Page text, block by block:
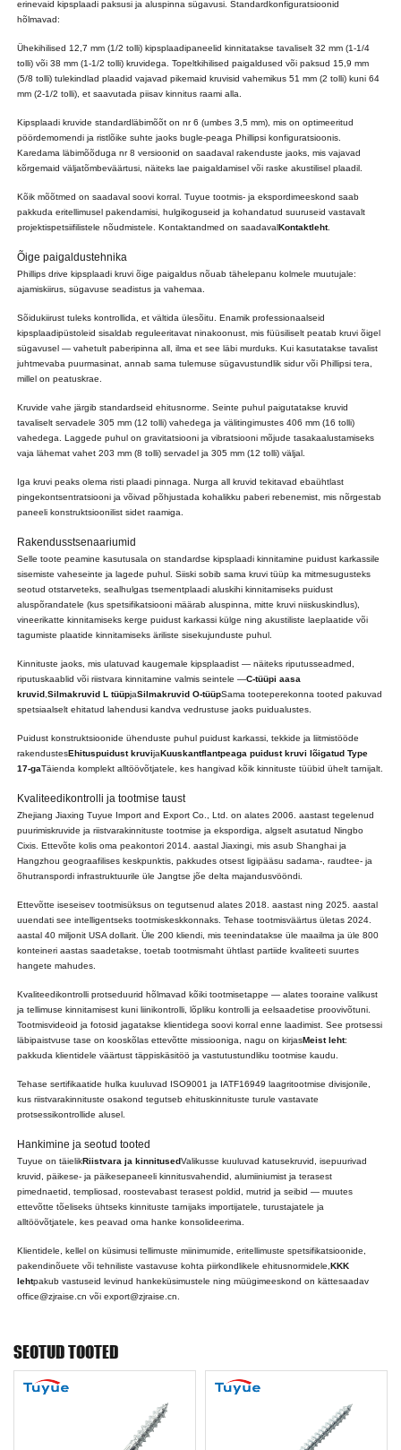
erinevaid kipsplaadi paksusi ja aluspinna sügavusi. Standardkonfiguratsioonid
hõlmavad:
Ühekihilised 12,7 mm (1/2 tolli) kipsplaadipaneelid kinnitatakse tavaliselt 32 mm (1-1/4
tolli) või 38 mm (1-1/2 tolli) kruvidega. Topeltkihilised paigaldused või paksud 15,9 mm
(5/8 tolli) tulekindlad plaadid vajavad pikemaid kruvisid vahemikus 51 mm (2 tolli) kuni 64
mm (2-1/2 tolli), et saavutada piisav kinnitus raami alla.
Kipsplaadi kruvide standardläbimõõt on nr 6 (umbes 3,5 mm), mis on optimeeritud
pöördemomendi ja ristlõike suhte jaoks bugle-peaga Phillipsi konfiguratsioonis.
Karedama läbimõõduga nr 8 versioonid on saadaval rakenduste jaoks, mis vajavad
kõrgemaid väljatõmbeväärtusi, näiteks lae paigaldamisel või raske akustilisel plaadil.
Kõik mõõtmed on saadaval soovi korral. Tuyue tootmis- ja ekspordimeeskond saab
pakkuda eritellimusel pakendamisi, hulgikoguseid ja kohandatud suuruseid vastavalt
projektispetsiifilistele nõudmistele. Kontaktandmed on saadavalKontaktleht.
Õige paigaldustehnika
Phillips drive kipsplaadi kruvi õige paigaldus nõuab tähelepanu kolmele muutujale:
ajamiskiirus, sügavuse seadistus ja vahemaa.
Sõidukiirust tuleks kontrollida, et vältida ülesõitu. Enamik professionaalseid
kipsplaadipüstoleid sisaldab reguleeritavat ninakoonust, mis füüsiliselt peatab kruvi õigel
sügavusel — vahetult paberipinna all, ilma et see läbi murduks. Kui kasutatakse tavalist
juhtmevaba puurmasinat, annab sama tulemuse sügavustundlik sidur või Phillipsi tera,
millel on peatuskrae.
Kruvide vahe järgib standardseid ehitusnorme. Seinte puhul paigutatakse kruvid
tavaliselt servadele 305 mm (12 tolli) vahedega ja välitingimustes 406 mm (16 tolli)
vahedega. Laggede puhul on gravitatsiooni ja vibratsiooni mõjude tasakaalustamiseks
vaja lähemat vahet 203 mm (8 tolli) servadel ja 305 mm (12 tolli) väljal.
Iga kruvi peaks olema risti plaadi pinnaga. Nurga all kruvid tekitavad ebaühtlast
pingekontsentratsiooni ja võivad põhjustada kohalikku paberi rebenemist, mis nõrgestab
paneeli konstruktsioonilist sidet raamiga.
Rakendusstsenaariumid
Selle toote peamine kasutusala on standardse kipsplaadi kinnitamine puidust karkassile
sisemiste vaheseinte ja lagede puhul. Siiski sobib sama kruvi tüüp ka mitmesugusteks
seotud otstarveteks, sealhulgas tsementplaadi aluskihi kinnitamiseks puidust
aluspõrandatele (kus spetsifikatsiooni määrab aluspinna, mitte kruvi niiskuskindlus),
vineerikatte kinnitamiseks kerge puidust karkassi külge ning akustiliste laeplaatide või
tagumiste plaatide kinnitamiseks äriliste sisekujunduste puhul.
Kinnituste jaoks, mis ulatuvad kaugemale kipsplaadist — näiteks riputusseadmed,
riputuskaablid või riistvara kinnitamine valmis seintele —C-tüüpi aasa
kruvid,Silmakruvid L tüüpjaSilmakruvid O-tüüpSama tooteperekonna tooted pakuvad
spetsiaalselt ehitatud lahendusi kandva vedrustuse jaoks puidualustes.
Puidust konstruktsioonide ühenduste puhul puidust karkassi, tekkide ja liitmistööde
rakendustesEhituspuidust kruvijaKuuskantflantpeaga puidust kruvi lõigatud Type
17-gaTäienda komplekt alltöövõtjatele, kes hangivad kõik kinnituste tüübid ühelt tarnijalt.
Kvaliteedikontrolli ja tootmise taust
Zhejiang Jiaxing Tuyue Import and Export Co., Ltd. on alates 2006. aastast tegelenud
puurimiskruvide ja riistvarakinnituste tootmise ja ekspordiga, algselt asutatud Ningbo
Cixis. Ettevõte kolis oma peakontori 2014. aastal Jiaxingi, mis asub Shanghai ja
Hangzhou geograafilises keskpunktis, pakkudes otsest ligipääsu sadama-, raudtee- ja
õhutranspordi infrastruktuurile üle Jangtse jõe delta majandusvööndi.
Ettevõtte iseseisev tootmisüksus on tegutsenud alates 2018. aastast ning 2025. aastal
uuendati see intelligentseks tootmiskeskkonnaks. Tehase tootmisväärtus ületas 2024.
aastal 40 miljonit USA dollarit. Üle 200 kliendi, mis teenindatakse üle maailma ja üle 800
konteineri aastas saadetakse, toetab tootmismaht ühtlast partiide kvaliteeti suurtes
hangete mahudes.
Kvaliteedikontrolli protseduurid hõlmavad kõiki tootmisetappe — alates tooraine valikust
ja tellimuse kinnitamisest kuni liinikontrolli, lõpliku kontrolli ja eelsaadetise proovivõtuni.
Tootmisvideoid ja fotosid jagatakse klientidega soovi korral enne laadimist. See protsessi
läbipaistvuse tase on kooskõlas ettevõtte missiooniga, nagu on kirjasMeist leht:
pakkuda klientidele väärtust täppiskäsitöö ja vastutustundliku tootmise kaudu.
Tehase sertifikaatide hulka kuuluvad ISO9001 ja IATF16949 laagritootmise divisjonile,
kus riistvarakinnituste osakond tegutseb ehituskinnituste turule vastavate
protsessikontrollide alusel.
Hankimine ja seotud tooted
Tuyue on täielikRiistvara ja kinnitusedValikusse kuuluvad katusekruvid, isepuurivad
kruvid, päikese- ja päikesepaneeli kinnitusvahendid, alumiiniumist ja terasest
pimednaetid, templiosad, roostevabast terasest poldid, mutrid ja seibid — muutes
ettevõtte tõeliseks ühtseks kinnituste tarnijaks importijatele, turustajatele ja
alltöövõtjatele, kes peavad oma hanke konsolideerima.
Klientidele, kellel on küsimusi tellimuste miinimumide, eritellimuste spetsifikatsioonide,
pakendinõuete või tehniliste vastavuse kohta piirkondlikele ehitusnormidele,KKK
lehtpakub vastuseid levinud hankeküsimustele ning müügimeeskond on kättesaadav
office@zjraise.cn või export@zjraise.cn.
SEOTUD TOOTED